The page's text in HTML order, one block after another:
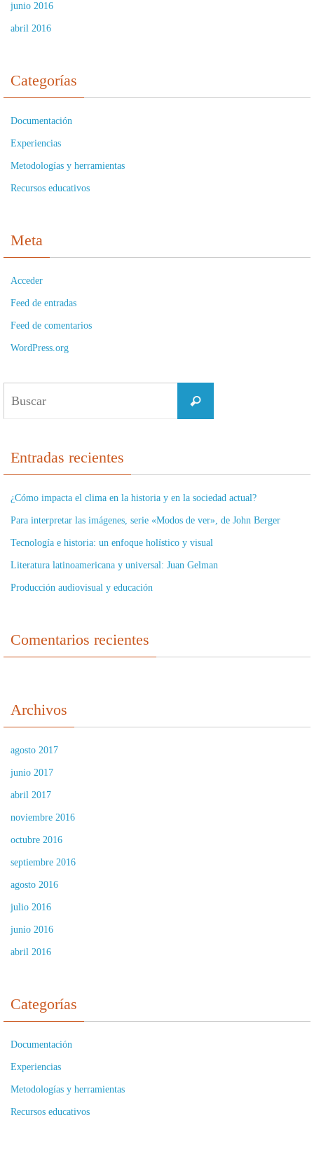
junio 2016
abril 2016
Categorías
Documentación
Experiencias
Metodologías y herramientas
Recursos educativos
Meta
Acceder
Feed de entradas
Feed de comentarios
WordPress.org
Buscar
Entradas recientes
¿Cómo impacta el clima en la historia y en la sociedad actual?
Para interpretar las imágenes, serie «Modos de ver», de John Berger
Tecnología e historia: un enfoque holístico y visual
Literatura latinoamericana y universal: Juan Gelman
Producción audiovisual y educación
Comentarios recientes
Archivos
agosto 2017
junio 2017
abril 2017
noviembre 2016
octubre 2016
septiembre 2016
agosto 2016
julio 2016
junio 2016
abril 2016
Categorías
Documentación
Experiencias
Metodologías y herramientas
Recursos educativos